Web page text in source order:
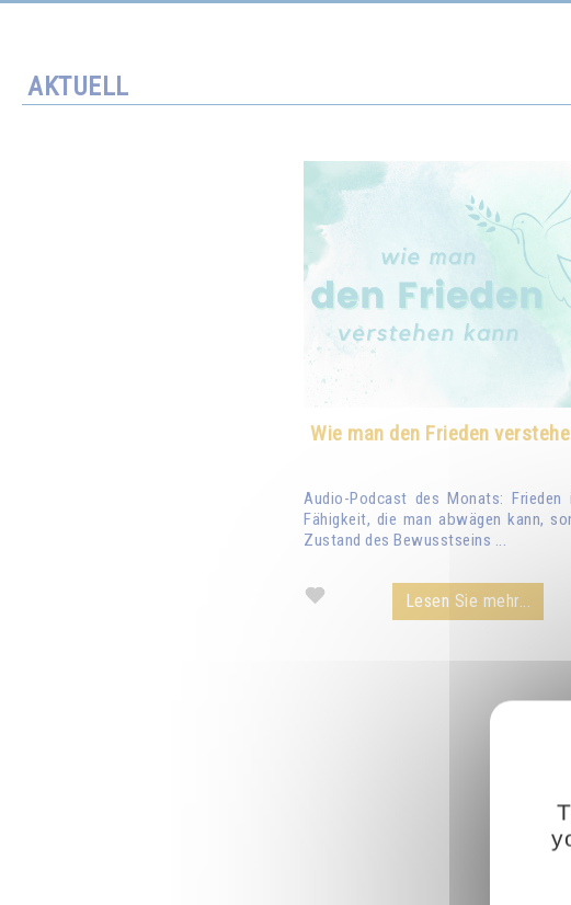
AKTUELL
Wie man den Frieden
Audio-Podcast des Monats: Frieden
Fähigkeit, die man abwägen kann,
Zustand des Bewusstseins ...
Lesen Sie mehr...